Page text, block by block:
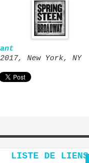
New York, NY
LISTE DE LIENS